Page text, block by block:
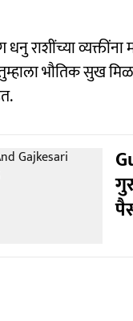
धनु राशींच्या
भौतिक सुख